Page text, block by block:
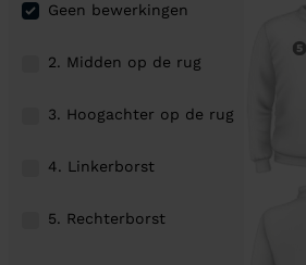
Geen bewerkingen
2. Midden op de rug
3. Hoogachter op de rug
4. Linkerborst
5. Rechterborst